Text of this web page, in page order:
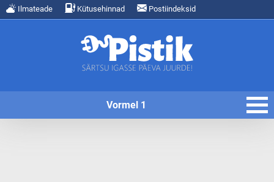
Ilmateade Kütusehinnad Postiindeksid
Vormel 1